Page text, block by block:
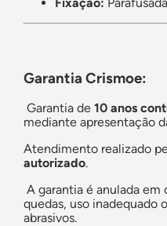
Garantia Crismoe:
Garantia de 10 anos
mediante apresentação
Atendimento realizado
autorizado.
A garantia é anulada em
quedas, uso inadequado
abrasivos.